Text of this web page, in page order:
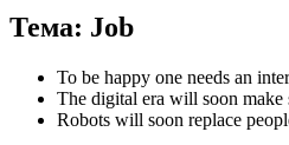
Тема: Job
To be happy one needs an
The digital era will soon make
Robots will soon replace